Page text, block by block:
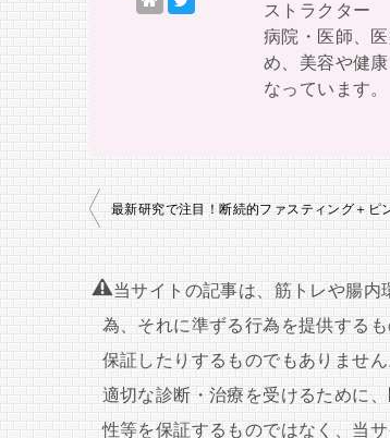
ストラクター
病院・医師、
め、美容や健
なっています。
投
ナ
最新研究で注目！断続的ファスティング＋ピ
当サイトの記事は、筋トレや腸
為、それに準ずる行為を提供する
保証したりするものでもありませ
適切な診断・治療を受けるために
性等を保証するものではなく、当